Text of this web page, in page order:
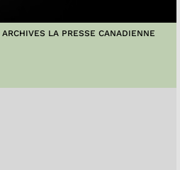
LA PRESSE CANADIENNE